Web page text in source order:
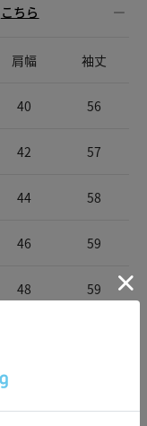
こちら
肩幅 袖丈
40 56
42 57
44 58
46 59
48 59